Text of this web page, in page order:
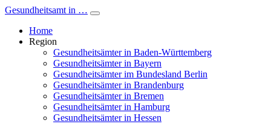
Gesundheitsamt in …
Home
Region
Gesundheitsämter in Baden-Württemberg
Gesundheitsämter in Bayern
Gesundheitsämter im Bundesland Berlin
Gesundheitsämter in Brandenburg
Gesundheitsämter in Bremen
Gesundheitsämter in Hamburg
Gesundheitsämter in Hessen